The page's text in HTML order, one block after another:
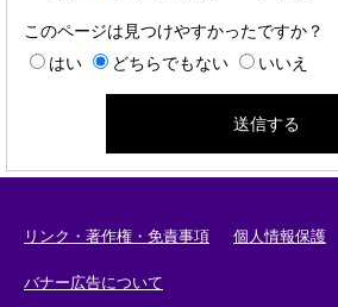
このページは見つけやすかったですか？
はい
どちらでもない いいえ
リンク・著作権・免責事項 個人情報保護
バナー広告について